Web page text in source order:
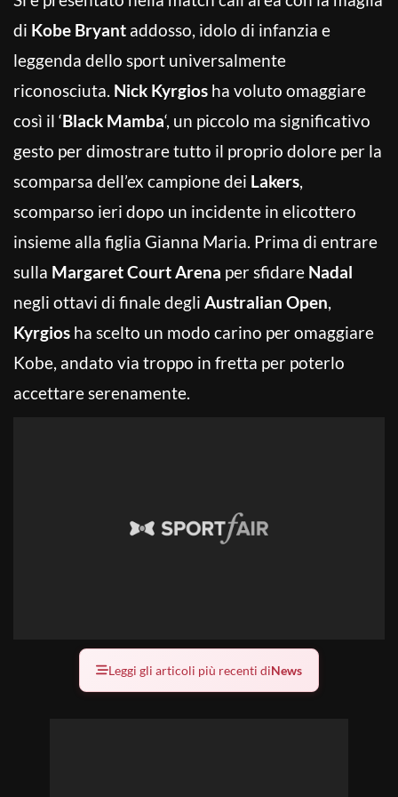
di Kobe Bryant addosso, idolo di infanzia e
leggenda dello sport universalmente
riconosciuta. Nick Kyrgios ha voluto omaggiare
così il ‘Black Mamba‘, un piccolo ma significativo
gesto per dimostrare tutto il proprio dolore per la
scomparsa dell’ex campione dei Lakers,
scomparso ieri dopo un incidente in elicottero
insieme alla figlia Gianna Maria. Prima di entrare
sulla Margaret Court Arena per sfidare Nadal
negli ottavi di finale degli Australian Open,
Kyrgios ha scelto un modo carino per omaggiare
Kobe, andato via troppo in fretta per poterlo
accettare serenamente.
Leggi gli articoli più recenti diNews